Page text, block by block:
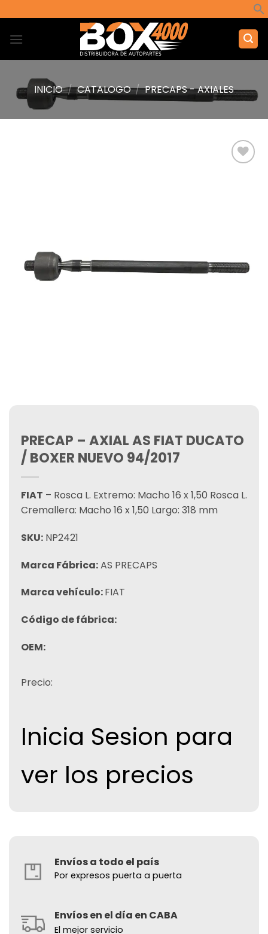
al
contenido
INICIO / CATALOGO / PRECAPS - AXIALES
PRECAP – AXIAL AS FIAT DUCATO
/ BOXER NUEVO 94/2017
FIAT – Rosca L. Extremo: Macho 16 x 1,50 Rosca L.
Cremallera: Macho 16 x 1,50 Largo: 318 mm
SKU: NP2421
Marca Fábrica:AS PRECAPS
Marca vehículo:FIAT
Código de fábrica:
OEM:
Precio:
Inicia Sesion para
ver los precios
Envíos a todo el país
Por expresos puerta a puerta
Envíos en el día en CABA
El mejor servicio